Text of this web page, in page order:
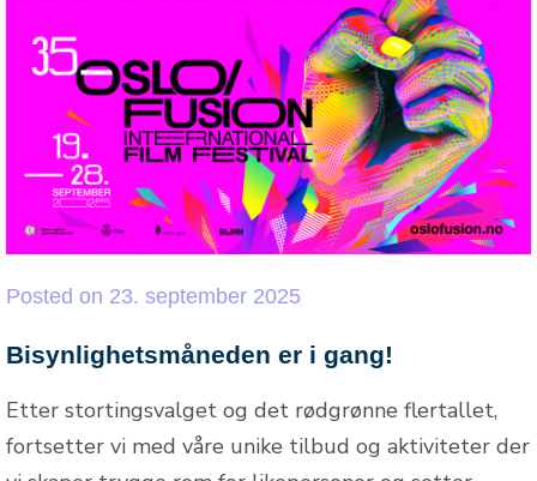
Posted on 23. september 2025
Bisynlighetsmåneden er i gang!
Etter stortingsvalget og det rødgrønne flertallet,
fortsetter vi med våre unike tilbud og aktiviteter der